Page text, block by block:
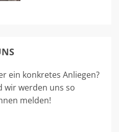
ein konkretes Anliegen?
wir werden uns so
melden!